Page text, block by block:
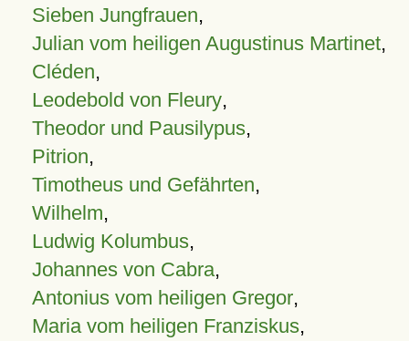
Sieben Jungfrauen,
Julian vom heiligen Augustinus Martinet,
Cléden,
Leodebold von Fleury,
Theodor und Pausilypus,
Pitrion,
Timotheus und Gefährten,
Wilhelm,
Ludwig Kolumbus,
Johannes von Cabra,
Antonius vom heiligen Gregor,
Maria vom heiligen Franziskus,